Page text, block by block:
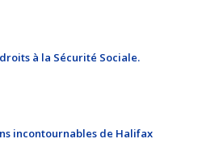
à la Sécurité Sociale.
incontournables de Halifax